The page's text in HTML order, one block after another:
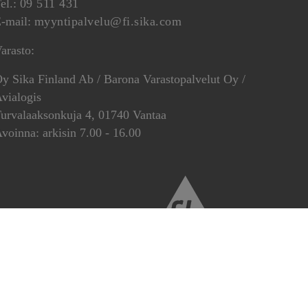
09 511 431
mail: myyntipalvelu@fi.sika.com
Sika Finland Ab / Barona Varastopalvelut Oy /
4, 01740 Vantaa
arkisin 7.00 - 16.00